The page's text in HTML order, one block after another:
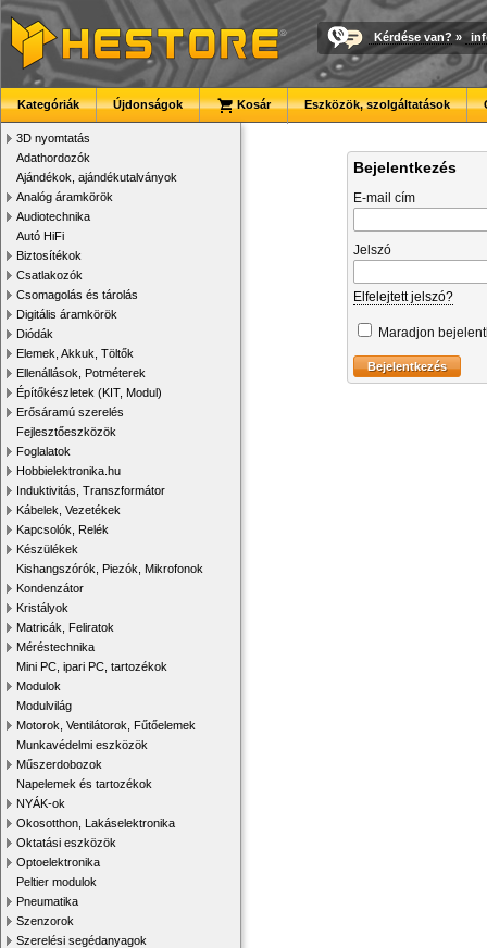
Kérdése van? »
Kategóriák Újdonságok Kosár Eszközök, szolgáltatások
3D nyomtatás
Adathordozók
Ajándékok, ajándékutalványok
Analóg áramkörök
Audiotechnika
Autó HiFi
Biztosítékok
Csatlakozók
Csomagolás és tárolás
Digitális áramkörök
Diódák
Elemek, Akkuk, Töltők
Ellenállások, Potméterek
Építőkészletek (KIT, Modul)
Erősáramú szerelés
Fejlesztőeszközök
Foglalatok
Hobbielektronika.hu
Induktivitás, Transzformátor
Kábelek, Vezetékek
Kapcsolók, Relék
Készülékek
Kishangszórók, Piezók, Mikrofonok
Kondenzátor
Kristályok
Matricák, Feliratok
Méréstechnika
Mini PC, ipari PC, tartozékok
Modulok
Modulvilág
Motorok, Ventilátorok, Fűtőelemek
Munkavédelmi eszközök
Műszerdobozok
Napelemek és tartozékok
NYÁK-ok
Okosotthon, Lakáselektronika
Oktatási eszközök
Optoelektronika
Peltier modulok
Pneumatika
Szenzorok
Szerelési segédanyagok
Bejelentkezés
E-mail cím
Jelszó
Elfelejtett jelszó?
Maradjon